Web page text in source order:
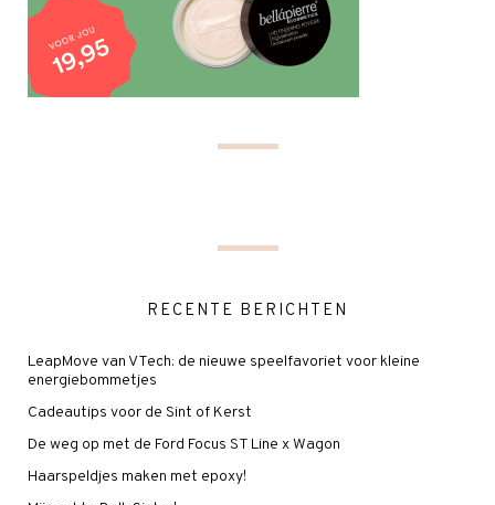
RECENTE BERICHTEN
LeapMove van VTech: de nieuwe speelfavoriet voor kleine
energiebommetjes
Cadeautips voor de Sint of Kerst
De weg op met de Ford Focus ST Line x Wagon
Haarspeldjes maken met epoxy!